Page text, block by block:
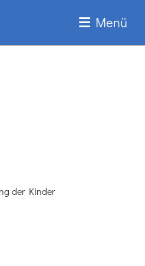
Menü
der Kinder